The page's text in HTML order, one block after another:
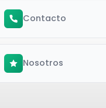
Contacto
Nosotros